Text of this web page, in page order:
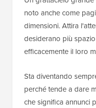
noto anche come
dimensioni. Attira
desiderano più
efficacemente il loro
Sta diventando
perché tende a dare
che significa annunci